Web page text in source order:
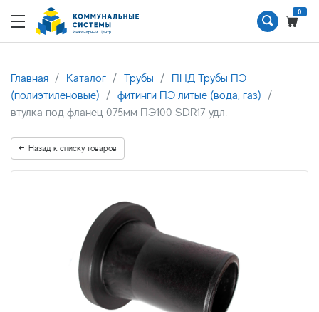
0
Главная Каталог Трубы
ПНД Трубы ПЭ
(полиэтиленовые)
фитинги ПЭ литые (вода, газ)
втулка под фланец 075мм ПЭ100 SDR17 удл.
Назад к списку товаров